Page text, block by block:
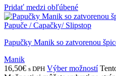
Pridať medzi obľúbené
Papuče / Capačky/ Slipstop
Papučky Manik so zatvorenou
Manik
16,50€ s DPH Výber možností